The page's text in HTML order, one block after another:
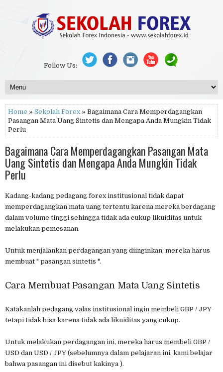
Follow Us:
Home » Sekolah Forex» Bagaimana Cara Memperdagangkan
Pasangan Mata Uang Sintetis dan Mengapa Anda Mungkin Tidak
Perlu
Bagaimana Cara Memperdagangkan Pasangan Mata
Uang Sintetis dan Mengapa Anda Mungkin Tidak
Perlu
Kadang-kadang pedagang forex institusional tidak dapat
memperdagangkan mata uang tertentu karena mereka berdagang
dalam volume tinggi sehingga tidak ada cukup likuiditas untuk
melakukan pemesanan.
Untuk menjalankan perdagangan yang diinginkan, mereka harus
membuat " pasangan sintetis ".
Cara Membuat Pasangan Mata Uang Sintetis
Katakanlah pedagang valas institusional ingin membeli GBP / JPY
tetapi tidak bisa karena tidak ada likuiditas yang cukup.
Untuk melakukan perdagangan ini, mereka harus membeli GBP /
USD dan USD / JPY (sebelumnya dalam pelajaran ini, kami belajar
bahwa pasangan ini disebut kakinya ).